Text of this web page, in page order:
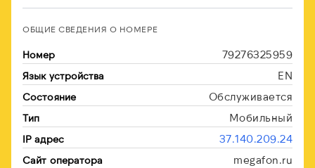
ОБЩИЕ СВЕДЕНИЯ О НОМЕРЕ
Номер 79276325959
Язык устройства EN
Состояние Обслуживается
Тип Мобильный
IP адрес 37.140.209.24
Сайт оператора megafon.ru